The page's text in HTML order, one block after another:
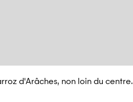
d'Arâches, non loin du centre.